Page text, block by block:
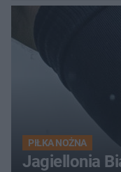
PIŁKA NOŻNA
Jagiellonia